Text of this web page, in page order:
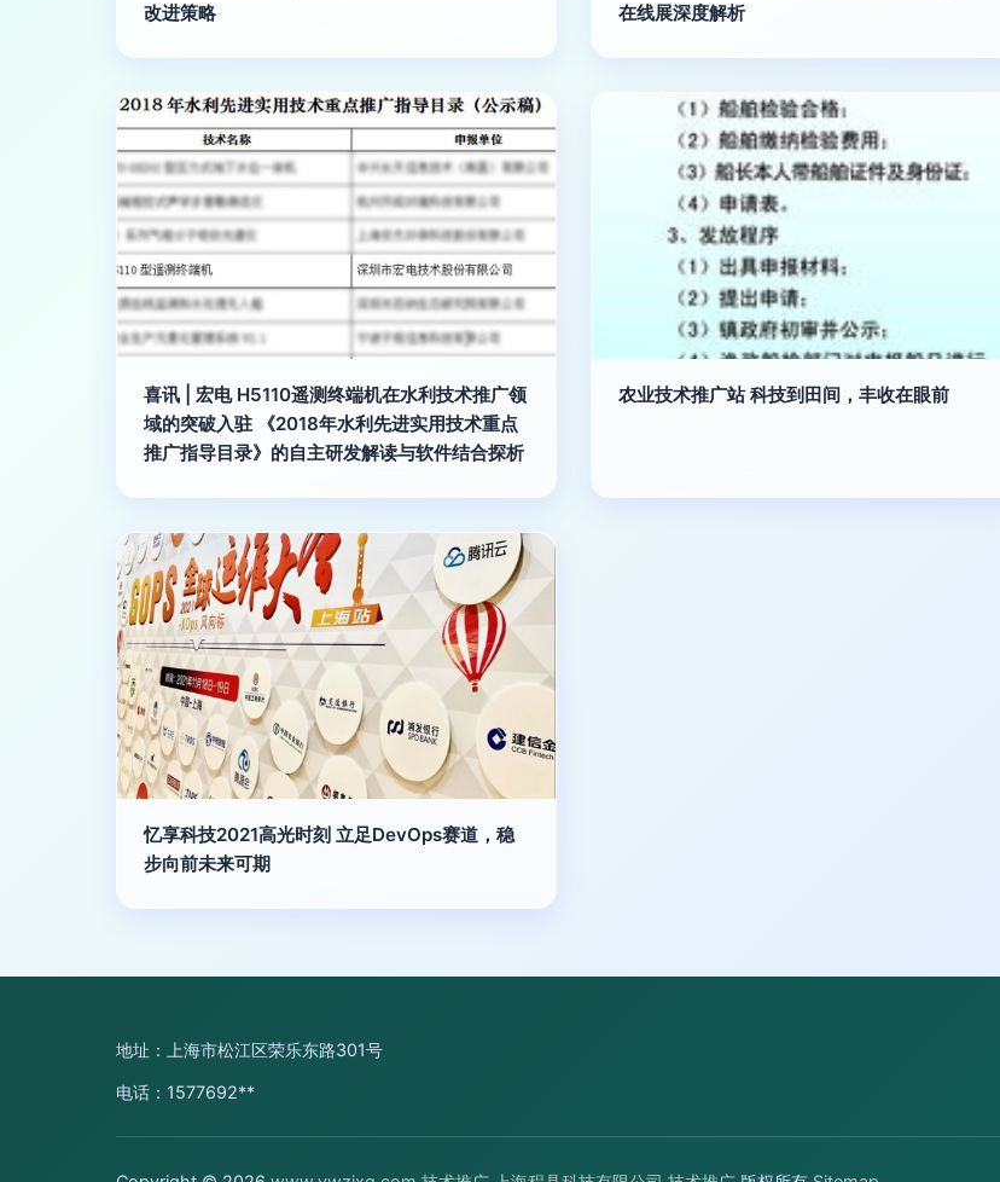
改进策略
在线展深度解析
喜讯 | 宏电 H5110遥测终端机在水利技术推广领
域的突破入驻 《2018年水利先进实用技术重点
推广指导目录》的自主研发解读与软件结合探析
农业技术推广站 科技到田间，丰收在眼前
忆享科技2021高光时刻 立足DevOps赛道，稳
步向前未来可期
地址：上海市松江区荣乐东路301号
电话：1577692**